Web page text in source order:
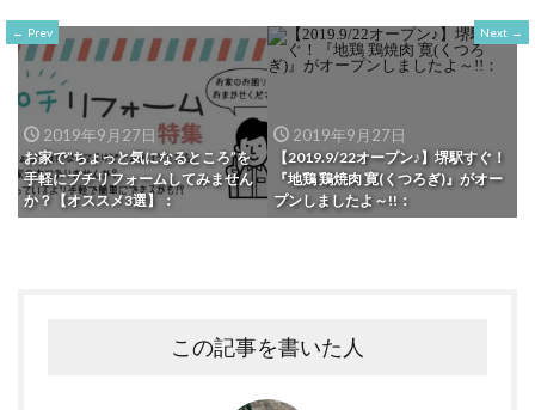
Prev
2019年9月27日
お家で”ちょっと気になるところ”を
手軽にプチリフォームしてみません
か？【オススメ3選】：
Next
2019年9月27日
【2019.9/22オープン♪】堺駅すぐ！
『地鶏 鶏焼肉 寛(くつろぎ)』がオー
プンしましたよ～!!：
この記事を書いた人